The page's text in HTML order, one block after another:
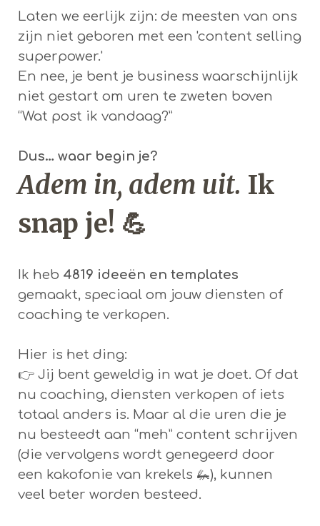
Laten we eerlijk zijn: de meesten van ons
zijn niet geboren met een 'content selling
superpower.'
En nee, je bent je business waarschijnlijk
niet gestart om uren te zweten boven
“Wat post ik vandaag?”
Dus… waar begin je?
Adem in, adem uit. Ik
snap je! 💪
Ik heb 4819 ideeën en templates
gemaakt, speciaal om jouw diensten of
coaching te verkopen.
Hier is het ding:
👉 Jij bent geweldig in wat je doet. Of dat
nu coaching, diensten verkopen of iets
totaal anders is. Maar al die uren die je
nu besteedt aan “meh” content schrijven
(die vervolgens wordt genegeerd door
een kakofonie van krekels 🦗), kunnen
veel beter worden besteed.